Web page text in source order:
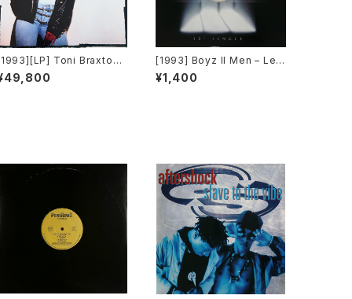
Toni Braxton –
Braxton [LaFace Re
[1993] Boyz II Men – Let I
t Snow [Motown][PROM
O]
¥1,400